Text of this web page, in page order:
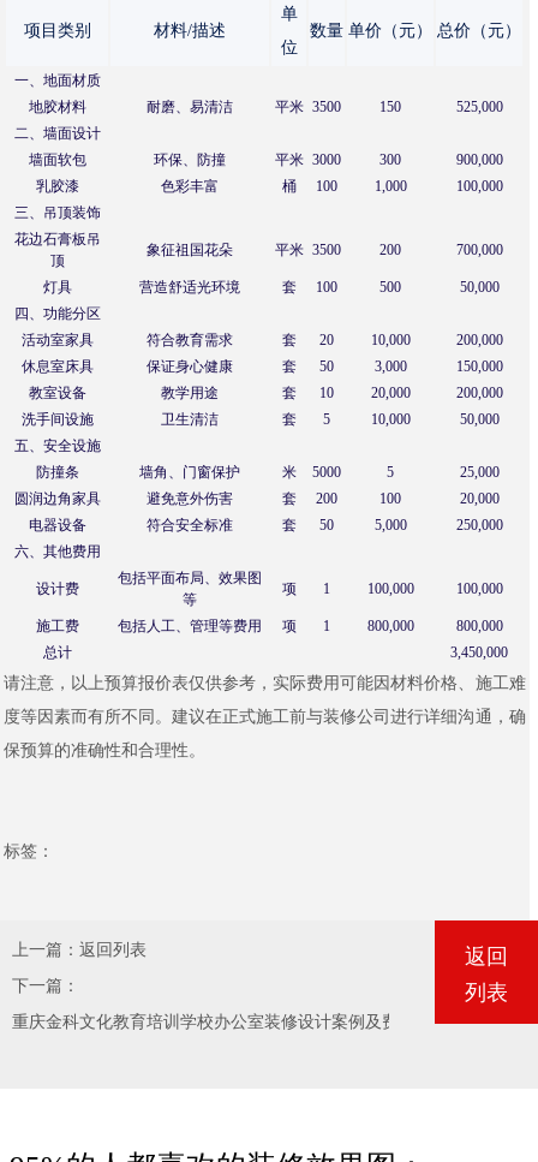
项目类别 材料/描述
单
位
数量 单价（元） 总价（元）
一、地面材质
地胶材料
耐磨、易清洁 平米 3500 150
525,000
二、墙面设计
墙面软包
环保、防撞 平米 3000 300
900,000
乳胶漆
色彩丰富 桶 100 1,000
100,000
三、吊顶装饰
花边石膏板吊
顶
象征祖国花朵 平米 3500 200 700,000
灯具 营造舒适光环境 套 100 500
50,000
四、功能分区
活动室家具
符合教育需求 套 20 10,000
200,000
休息室床具
保证身心健康 套 50 3,000
150,000
教室设备
教学用途 套 10 20,000
200,000
洗手间设施
卫生清洁 套 5 10,000
50,000
五、安全设施
防撞条
墙角、门窗保护 米 5000 5
25,000
圆润边角家具
避免意外伤害 套 200 100
20,000
电器设备
符合安全标准 套 50 5,000
250,000
六、其他费用
设计费
包括平面布局、效果图
等
项 1 100,000 100,000
施工费 包括人工、管理等费用 项 1 800,000
800,000
总计
3,450,000
请注意，以上预算报价表仅供参考，实际费用可能因材料价格、施工难
度等因素而有所不同。建议在正式施工前与装修公司进行详细沟通，确
保预算的准确性和合理性。
标签：
上一篇： 返回列表
下一篇：
重庆金科文化教育培训学校办公室装修设计案例及费用清单
返回
列表